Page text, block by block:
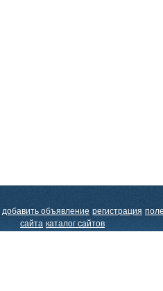
добавить объявление регистрация
сайта каталог сайтов